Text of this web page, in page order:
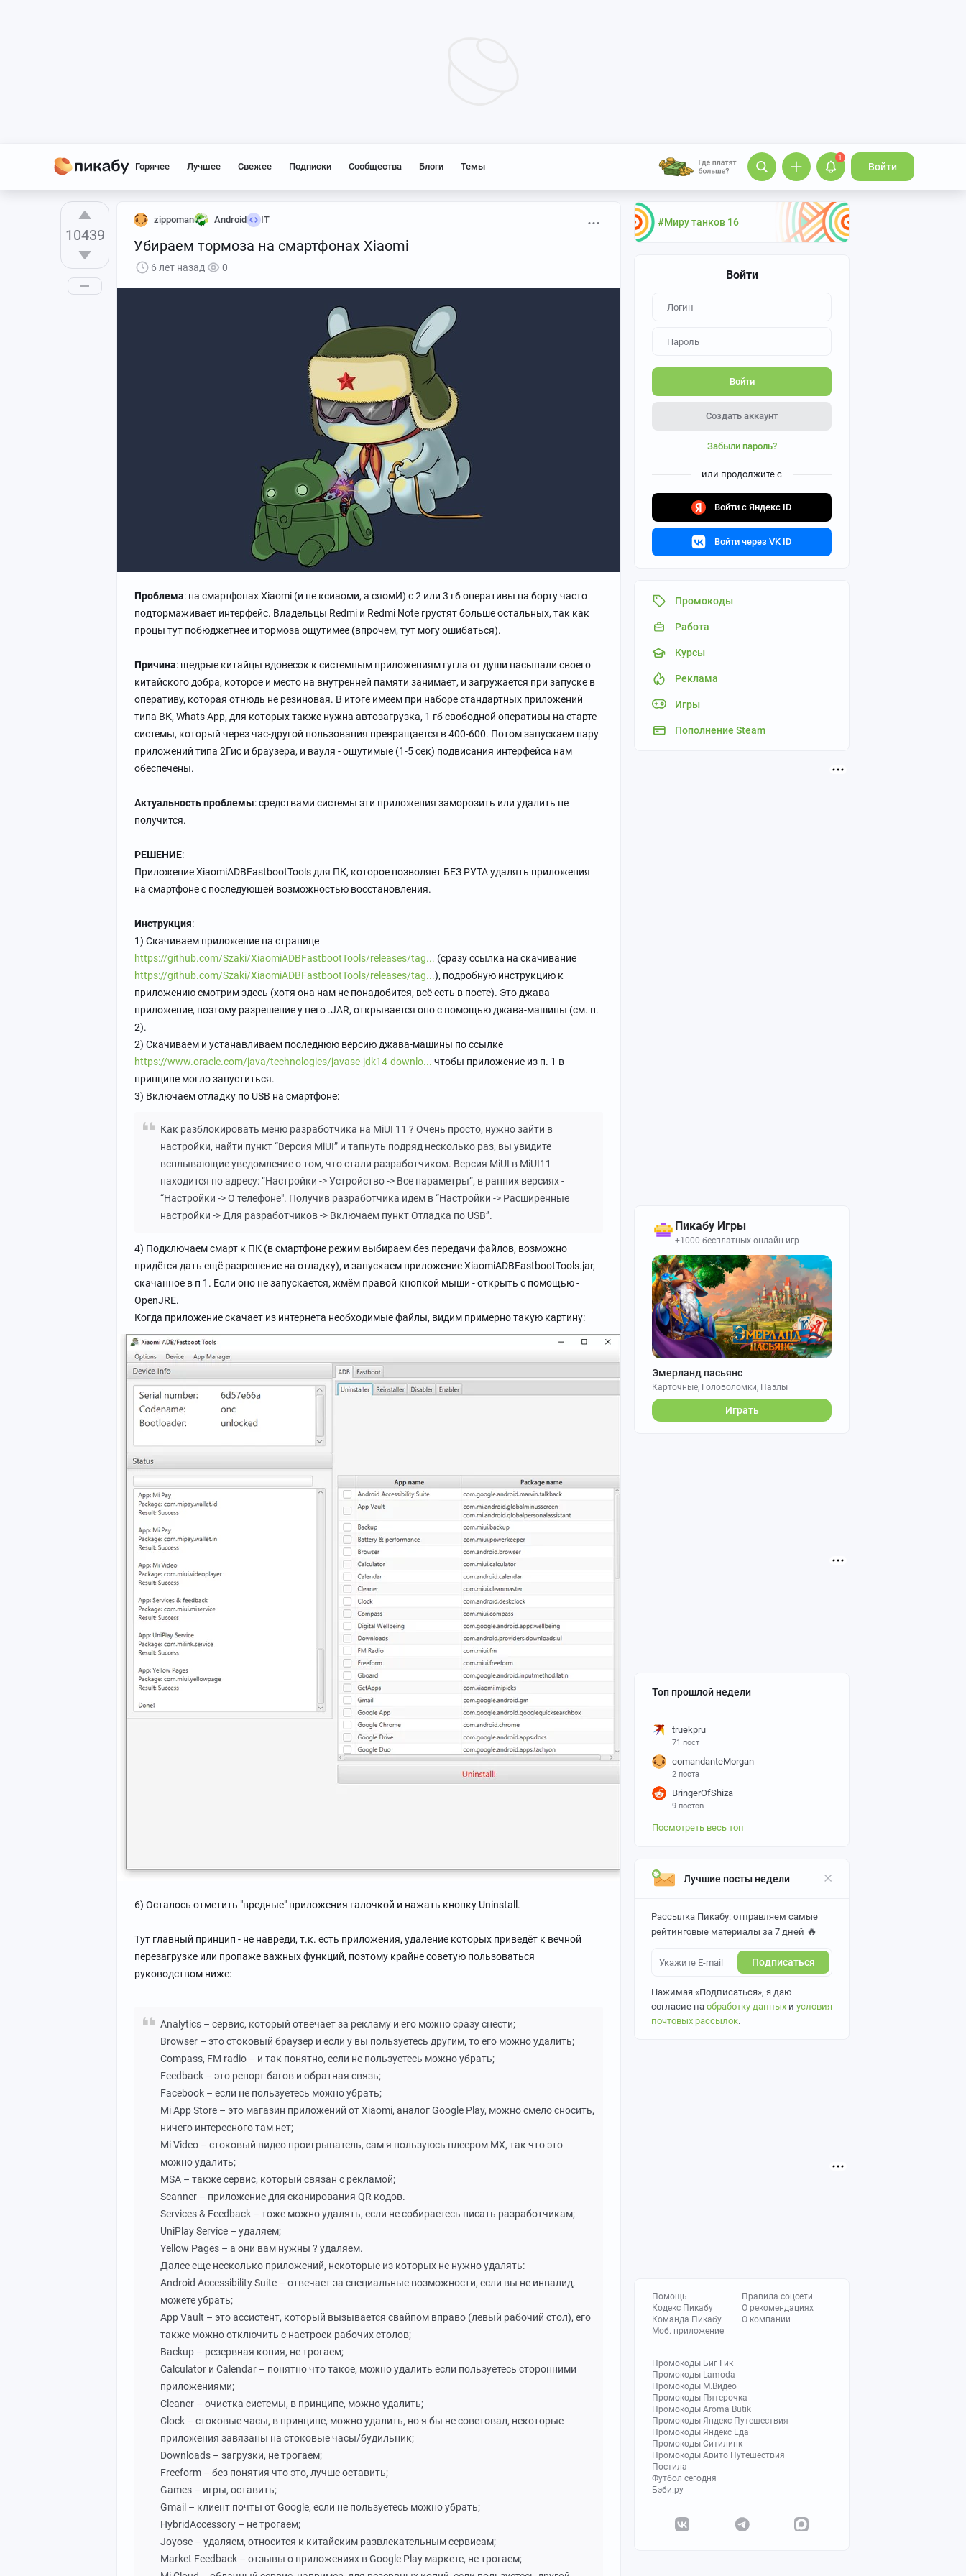
Горячее Лучшее Свежее Подписки Сообщества Блоги Темы
1
Войти
#Миру танков 16
Войти
Войти
Создать аккаунт
Забыли пароль?
или продолжите с
Войти с Яндекс ID
Войти через VK ID
Промокоды
Работа
Курсы
Реклама
Игры
Пополнение Steam
Пикабу Игры
+1000 бесплатных онлайн игр
Эмерланд пасьянс
Карточные, Головоломки, Пазлы
Играть
Топ прошлой недели
truekpru
71 пост
comandanteMorgan
2 поста
BringerOfShiza
9 постов
Посмотреть весь топ
Лучшие посты недели
Рассылка Пикабу: отправляем самые
рейтинговые материалы за 7 дней 🔥
Подписаться
Нажимая «Подписаться», я даю
согласие на обработку данных и условия
почтовых рассылок.
Помощь
Кодекс Пикабу
Команда Пикабу
Моб. приложение
Правила соцсети
О рекомендациях
О компании
Промокоды Биг Гик
Промокоды Lamoda
Промокоды М.Видео
Промокоды Пятерочка
Промокоды Aroma Butik
Промокоды Яндекс Путешествия
Промокоды Яндекс Еда
Промокоды Ситилинк
Промокоды Авито Путешествия
Постила
Футбол сегодня
Бэби.ру
10439
zippoman Android IT
Убираем тормоза на смартфонах Xiaomi
6 лет назад 0
Проблема: на смартфонах Xiaomi (и не ксиаоми, а сяомИ) с 2 или 3 гб оперативы на борту часто
подтормаживает интерфейс. Владельцы Redmi и Redmi Note грустят больше остальных, так как
процы тут побюджетнее и тормоза ощутимее (впрочем, тут могу ошибаться).
Причина: щедрые китайцы вдовесок к системным приложениям гугла от души насыпали своего
китайского добра, которое и место на внутренней памяти занимает, и загружается при запуске в
оперативу, которая отнюдь не резиновая. В итоге имеем при наборе стандартных приложений
типа ВК, Whats App, для которых также нужна автозагрузка, 1 гб свободной оперативы на старте
системы, который через час-другой пользования превращается в 400-600. Потом запускаем пару
приложений типа 2Гис и браузера, и вауля - ощутимые (1-5 сек) подвисания интерфейса нам
обеспечены.
Актуальность проблемы: средствами системы эти приложения заморозить или удалить не
получится.
РЕШЕНИЕ:
Приложение XiaomiADBFastbootTools для ПК, которое позволяет БЕЗ РУТА удалять приложения
на смартфоне с последующей возможностью восстановления.
Инструкция:
1) Скачиваем приложение на странице
https://github.com/Szaki/XiaomiADBFastbootTools/releases/tag... (сразу ссылка на скачивание
https://github.com/Szaki/XiaomiADBFastbootTools/releases/tag...), подробную инструкцию к
приложению смотрим здесь (хотя она нам не понадобится, всё есть в посте). Это джава
приложение, поэтому разрешение у него .JAR, открывается оно с помощью джава-машины (см. п.
2).
2) Скачиваем и устанавливаем последнюю версию джава-машины по ссылке
https://www.oracle.com/java/technologies/javase-jdk14-downlo... чтобы приложение из п. 1 в
принципе могло запуститься.
3) Включаем отладку по USB на смартфоне:
Как разблокировать меню разработчика на MiUI 11 ? Очень просто, нужно зайти в
настройки, найти пункт “Версия MiUI” и тапнуть подряд несколько раз, вы увидите
всплывающие уведомление о том, что стали разработчиком. Версия MiUI в MiUI11
находится по адресу: “Настройки -> Устройство -> Все параметры”, в ранних версиях -
“Настройки -> О телефоне". Получив разработчика идем в “Настройки -> Расширенные
настройки -> Для разработчиков -> Включаем пункт Отладка по USB”.
4) Подключаем смарт к ПК (в смартфоне режим выбираем без передачи файлов, возможно
придётся дать ещё разрешение на отладку), и запускаем приложение XiaomiADBFastbootTools.jar,
скачанное в п 1. Если оно не запускается, жмём правой кнопкой мыши - открыть с помощью -
OpenJRE.
Когда приложение скачает из интернета необходимые файлы, видим примерно такую картину:
6) Осталось отметить "вредные" приложения галочкой и нажать кнопку Uninstall.
Тут главный принцип - не навреди, т.к. есть приложения, удаление которых приведёт к вечной
перезагрузке или пропаже важных функций, поэтому крайне советую пользоваться
руководством ниже:
Analytics – сервис, который отвечает за рекламу и его можно сразу снести;
Browser – это стоковый браузер и если у вы пользуетесь другим, то его можно удалить;
Compass, FM radio – и так понятно, если не пользуетесь можно убрать;
Feedback – это репорт багов и обратная связь;
Facebook – если не пользуетесь можно убрать;
Mi App Store – это магазин приложений от Xiaomi, аналог Google Play, можно смело сносить,
ничего интересного там нет;
Mi Video – стоковый видео проигрыватель, сам я пользуюсь плеером MX, так что это
можно удалить;
MSA – также сервис, который связан с рекламой;
Scanner – приложение для сканирования QR кодов.
Services & Feedback – тоже можно удалять, если не собираетесь писать разработчикам;
UniPlay Service – удаляем;
Yellow Pages – а они вам нужны ? удаляем.
Далее еще несколько приложений, некоторые из которых не нужно удалять:
Android Accessibility Suite – отвечает за специальные возможности, если вы не инвалид,
можете убрать;
App Vault – это ассистент, который вызывается свайпом вправо (левый рабочий стол), его
также можно отключить с настроек рабочих столов;
Backup – резервная копия, не трогаем;
Calculator и Calendar – понятно что такое, можно удалить если пользуетесь сторонними
приложениями;
Cleaner – очистка системы, в принципе, можно удалить;
Clock – стоковые часы, в принципе, можно удалить, но я бы не советовал, некоторые
приложения завязаны на стоковые часы/будильник;
Downloads – загрузки, не трогаем;
Freeform – без понятия что это, лучше оставить;
Games – игры, оставить;
Gmail – клиент почты от Google, если не пользуетесь можно убрать;
HybridAccessory – не трогаем;
Joyose – удаляем, относится к китайским развлекательным сервисам;
Market Feedback – отзывы о приложениях в Google Play маркете, не трогаем;